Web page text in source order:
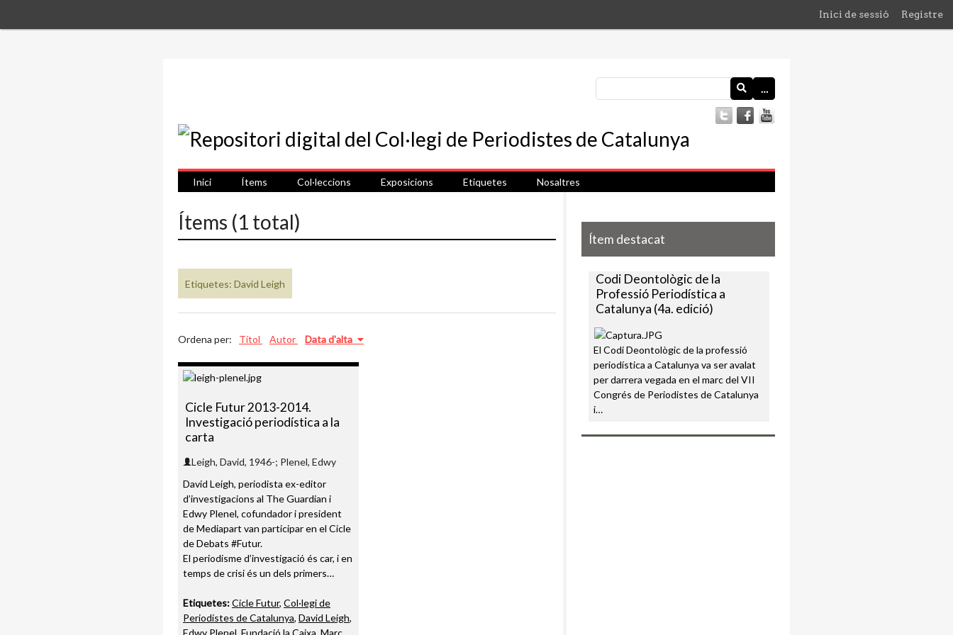
Inici de sessió Registre
…
Inici Ítems Col·leccions Exposicions Etiquetes Nosaltres
Ítems (1 total)
Etiquetes: David Leigh
Ordena per: Títol Autor Data d'alta
Cicle Futur 2013-2014.
Investigació periodística a la
carta
Leigh, David, 1946-; Plenel, Edwy
David Leigh, periodista ex-editor
d’investigacions al The Guardian i
Edwy Plenel, cofundador i president
de Mediapart van participar en el Cicle
de Debats #Futur.
El periodisme d’investigació és car, i en
temps de crisi és un dels primers…
Etiquetes:Cicle Futur, Col·legi de
Periodistes de Catalunya, David Leigh,
Edwy Plenel Fundació la Caixa Marc
Ítem destacat
Codi Deontològic de la
Professió Periodística a
Catalunya (4a. edició)
El Codi Deontològic de la professió
periodística a Catalunya va ser avalat
per darrera vegada en el marc del VII
Congrés de Periodistes de Catalunya
i…